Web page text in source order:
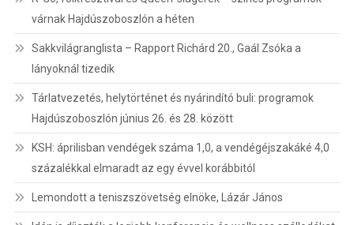
várnak Hajdúszoboszlón a héten
Sakkvilágranglista – Rapport Richárd 20., Gaál Zsóka a
lányoknál tizedik
Tárlatvezetés, helytörténet és nyárindító buli: programok
Hajdúszoboszlón június 26. és 28. között
KSH: áprilisban vendégek száma 1,0, a vendégéjszakáké 4,0
százalékkal elmaradt az egy évvel korábbitól
Lemondott a teniszszövetség elnöke, Lázár János